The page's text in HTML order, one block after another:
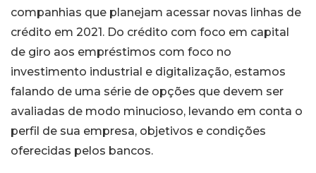
companhias que planejam acessar novas linhas de
crédito em 2021. Do crédito com foco em capital
de giro aos empréstimos com foco no
investimento industrial e digitalização, estamos
falando de uma série de opções que devem ser
avaliadas de modo minucioso, levando em conta o
perfil de sua empresa, objetivos e condições
oferecidas pelos bancos.